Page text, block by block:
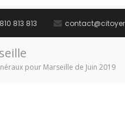
813 813
pour Marseille de Juin 2019